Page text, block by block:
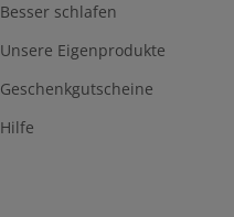
Besser schlafen
Unsere Eigenprodukte
Geschenkgutscheine
Hilfe